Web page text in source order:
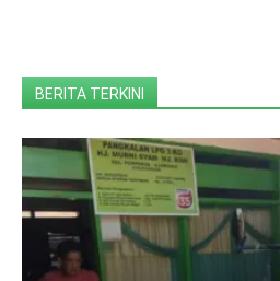
BERITA TERKINI